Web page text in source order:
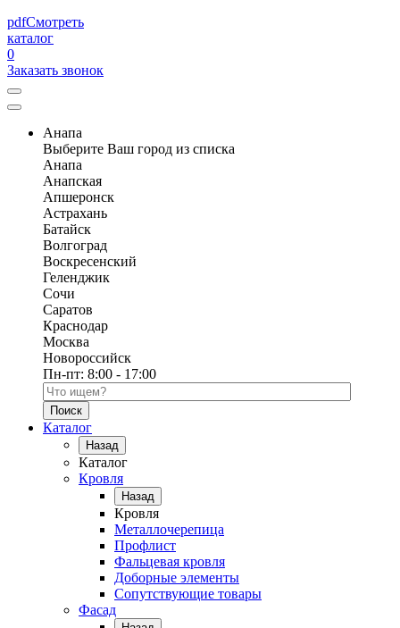
pdfСмотреть
каталог
0
Заказать звонок
Анапа
Выберите Ваш город из списка
Анапа
Анапская
Апшеронск
Астрахань
Батайск
Волгоград
Воскресенский
Геленджик
Сочи
Саратов
Краснодар
Москва
Новороссийск
Пн-пт: 8:00 - 17:00
Поиск по каталогу
Каталог
Назад
Каталог
Кровля
Назад
Кровля
Металлочерепица
Профлист
Фальцевая кровля
Доборные элементы
Сопутствующие товары
Фасад